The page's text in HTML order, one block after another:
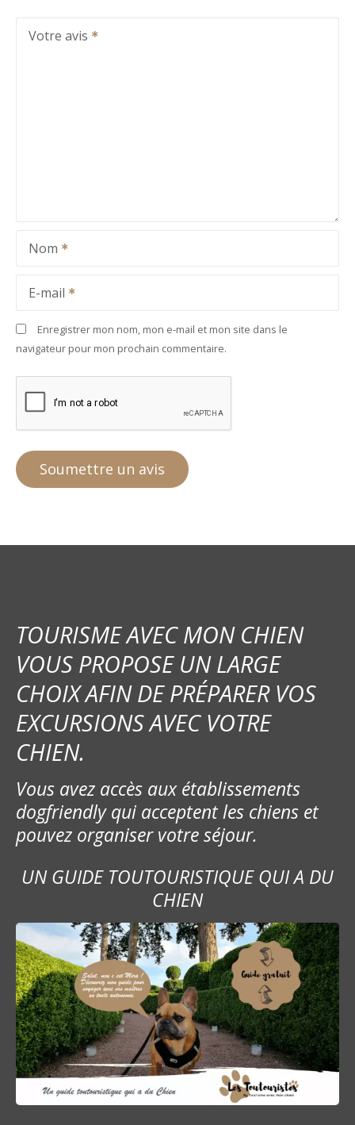
Votre avis
Nom
E-mail
Enregistrer mon nom, mon e-mail et mon site dans le
navigateur pour mon prochain commentaire.
TOURISME AVEC MON CHIEN
VOUS PROPOSE UN LARGE
CHOIX AFIN DE PRÉPARER VOS
EXCURSIONS AVEC VOTRE
CHIEN.
Vous avez accès aux établissements
dogfriendly qui acceptent les chiens et
pouvez organiser votre séjour.
UN GUIDE TOUTOURISTIQUE QUI A DU
CHIEN